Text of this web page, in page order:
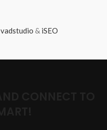
vadstudio & iSEO